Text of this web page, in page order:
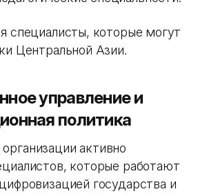
специалисты, которые могут
Центральной Азии.
управление и
политика
активно
которые работают
государства и